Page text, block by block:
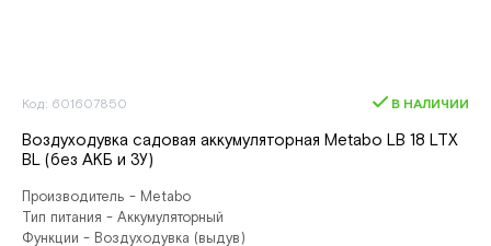
Код: 601607850 В НАЛИЧИИ
Воздуходувка садовая аккумуляторная Metabo LB 18 LTX
BL (без АКБ и ЗУ)
Производитель - Metabo
Тип питания - Аккумуляторный
Функции - Воздуходувка (выдув)